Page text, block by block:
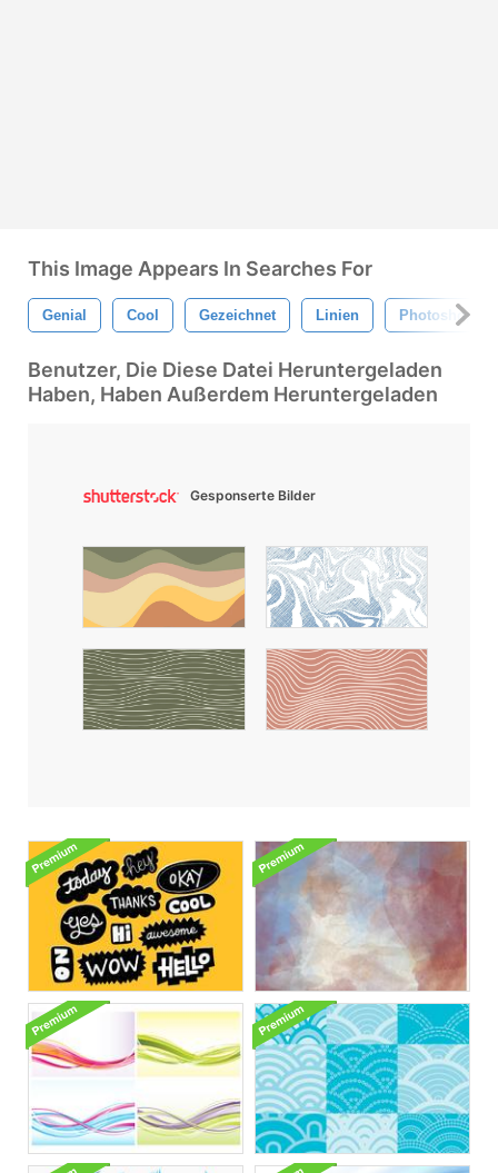
This Image Appears In Searches For
Genial Cool Gezeichnet Linien Photoshop
Benutzer, Die Diese Datei Heruntergeladen
Haben, Haben Außerdem Heruntergeladen
Gesponserte Bilder